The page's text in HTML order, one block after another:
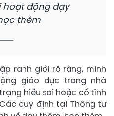
hoạt động dạy
thêm
ranh giới rõ ràng, minh
giáo dục trong nhà
hiểu sai hoặc cố tình
quy định tại Thông tư